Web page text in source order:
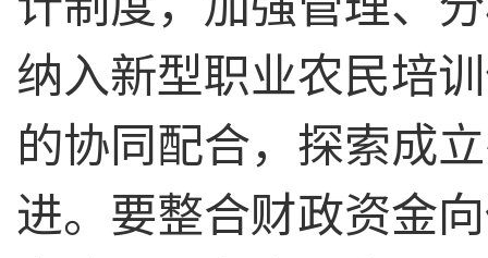
纳入新型职业农民培
的协同配合，探索成
进。要整合财政资金